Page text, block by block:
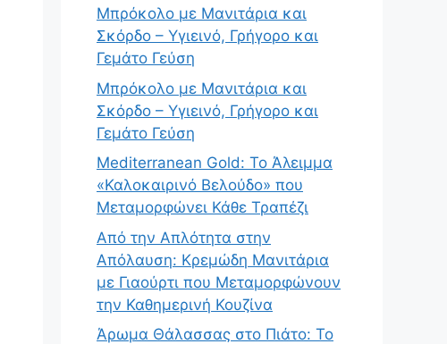
Μπρόκολο με Μανιτάρια και
Σκόρδο – Υγιεινό, Γρήγορο και
Γεμάτο Γεύση
Μπρόκολο με Μανιτάρια και
Σκόρδο – Υγιεινό, Γρήγορο και
Γεμάτο Γεύση
Mediterranean Gold: Το Άλειμμα
«Καλοκαιρινό Βελούδο» που
Μεταμορφώνει Κάθε Τραπέζι
Από την Απλότητα στην
Απόλαυση: Κρεμώδη Μανιτάρια
με Γιαούρτι που Μεταμορφώνουν
την Καθημερινή Κουζίνα
Άρωμα Θάλασσας στο Πιάτο: Το